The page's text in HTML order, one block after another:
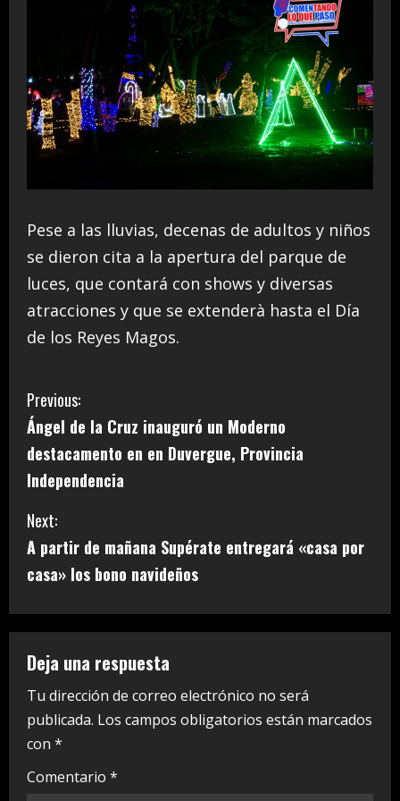
Pese a las lluvias, decenas de adultos y niños
se dieron cita a la apertura del parque de
luces, que contará con shows y diversas
atracciones y que se extenderà hasta el Día
de los Reyes Magos.
C
o
n
t
i
n
u
e
R
e
a
Previous:
Ángel de la Cruz inauguró un Moderno
destacamento en en Duvergue, Provincia
Independencia
Next:
A partir de mañana Supérate entregará «casa por
casa» los bono navideños
Deja una respuesta
Tu dirección de correo electrónico no será
publicada. Los campos obligatorios están marcados
con *
Comentario *